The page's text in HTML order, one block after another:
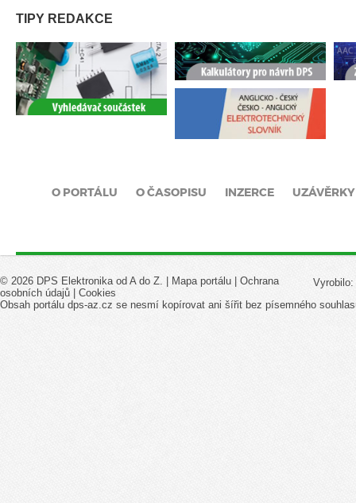
TIPY REDAKCE
O PORTÁLU O ČASOPISU INZERCE UZÁVĚRKY
Vyrobilo:
© 2026 DPS Elektronika od A do Z. | Mapa portálu
Ochrana
osobních údajů
Cookies
Obsah portálu dps-az.cz se nesmí kopírovat ani šířit bez písemného